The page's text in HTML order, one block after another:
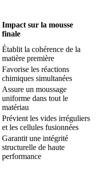
Impact sur la mousse
finale
Établit la cohérence de la
matière première
Favorise les réactions
chimiques simultanées
Assure un moussage
uniforme dans tout le
matériau
Prévient les vides irréguliers
et les cellules fusionnées
Garantit une intégrité
structurelle de haute
performance